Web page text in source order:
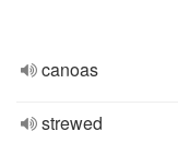
canoas
strewed